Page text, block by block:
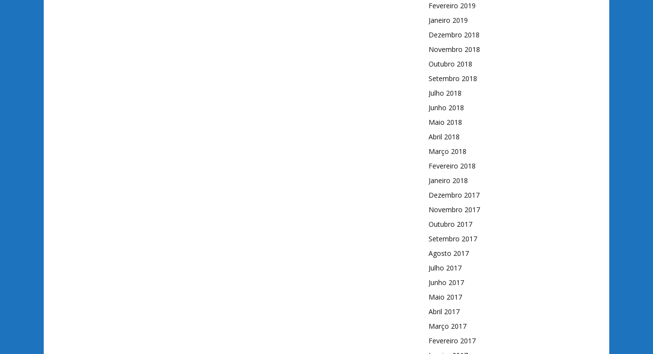
Fevereiro 2019
Janeiro 2019
Dezembro 2018
Novembro 2018
Outubro 2018
Setembro 2018
Julho 2018
Junho 2018
Maio 2018
Abril 2018
Março 2018
Fevereiro 2018
Janeiro 2018
Dezembro 2017
Novembro 2017
Outubro 2017
Setembro 2017
Agosto 2017
Julho 2017
Junho 2017
Maio 2017
Abril 2017
Março 2017
Fevereiro 2017